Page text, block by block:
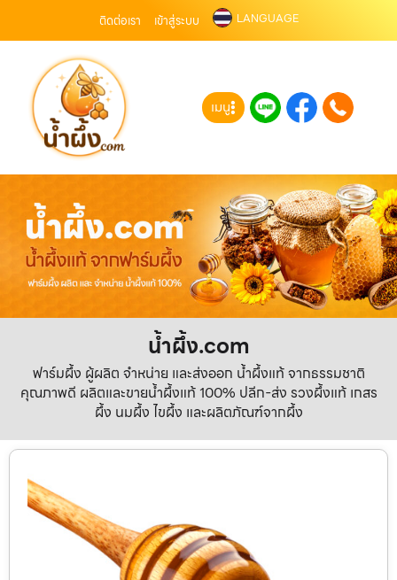
ติดต่อเรา เข้าสู่ระบบ LANGUAGE
เมนู
น้ำผึ้ง.com
ฟาร์มผึ้ง ผู้ผลิต จำหน่าย และส่งออก น้ำผึ้งแท้ จากธรรมชาติ
คุณภาพดี ผลิตและขายน้ำผึ้งแท้ 100% ปลีก-ส่ง รวงผึ้งแท้ เกสร
ผึ้ง นมผึ้ง ไขผึ้ง และผลิตภัณฑ์จากผึ้ง